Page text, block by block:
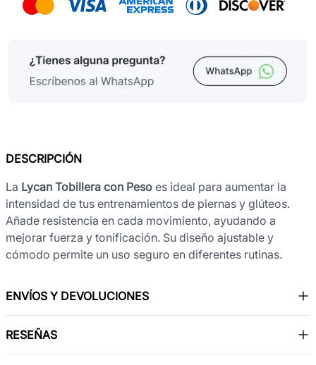
DESCRIPCIÓN
La Lycan Tobillera con Peso es ideal para aumentar la
intensidad de tus entrenamientos de piernas y glúteos.
Añade resistencia en cada movimiento, ayudando a
mejorar fuerza y tonificación. Su diseño ajustable y
cómodo permite un uso seguro en diferentes rutinas.
ENVÍOS Y DEVOLUCIONES
RESEÑAS